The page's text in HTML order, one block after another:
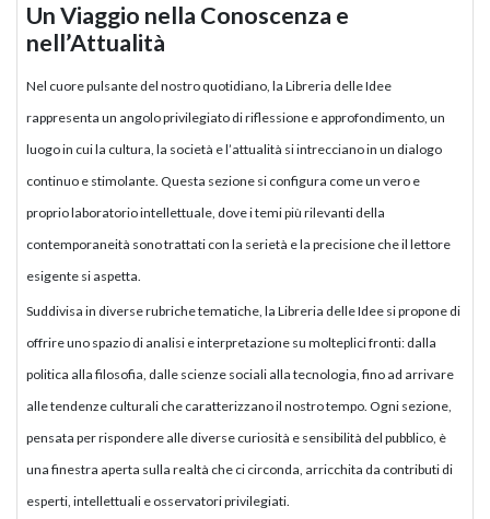
Un Viaggio nella Conoscenza e
nell’Attualità
Nel cuore pulsante del nostro quotidiano, la Libreria delle Idee
rappresenta un angolo privilegiato di riflessione e approfondimento, un
luogo in cui la cultura, la società e l’attualità si intrecciano in un dialogo
continuo e stimolante. Questa sezione si configura come un vero e
proprio laboratorio intellettuale, dove i temi più rilevanti della
contemporaneità sono trattati con la serietà e la precisione che il lettore
esigente si aspetta.
Suddivisa in diverse rubriche tematiche, la Libreria delle Idee si propone di
offrire uno spazio di analisi e interpretazione su molteplici fronti: dalla
politica alla filosofia, dalle scienze sociali alla tecnologia, fino ad arrivare
alle tendenze culturali che caratterizzano il nostro tempo. Ogni sezione,
pensata per rispondere alle diverse curiosità e sensibilità del pubblico, è
una finestra aperta sulla realtà che ci circonda, arricchita da contributi di
esperti, intellettuali e osservatori privilegiati.